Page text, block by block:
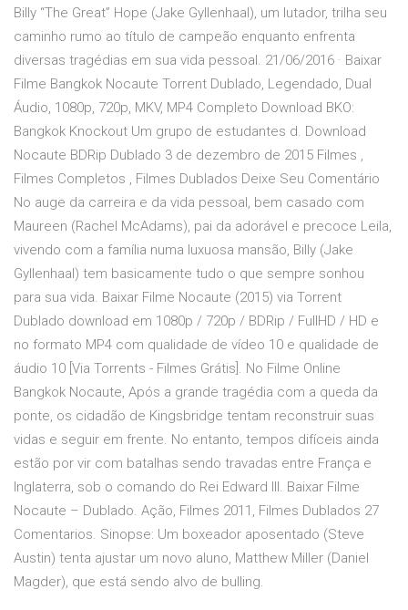
Billy “The Great” Hope (Jake Gyllenhaal), um lutador, trilha seu
caminho rumo ao título de campeão enquanto enfrenta
diversas tragédias em sua vida pessoal. 21/06/2016 · Baixar
Filme Bangkok Nocaute Torrent Dublado, Legendado, Dual
Áudio, 1080p, 720p, MKV, MP4 Completo Download BKO:
Bangkok Knockout Um grupo de estudantes d. Download
Nocaute BDRip Dublado 3 de dezembro de 2015 Filmes ,
Filmes Completos , Filmes Dublados Deixe Seu Comentário
No auge da carreira e da vida pessoal, bem casado com
Maureen (Rachel McAdams), pai da adorável e precoce Leila,
vivendo com a família numa luxuosa mansão, Billy (Jake
Gyllenhaal) tem basicamente tudo o que sempre sonhou
para sua vida. Baixar Filme Nocaute (2015) via Torrent
Dublado download em 1080p / 720p / BDRip / FullHD / HD e
no formato MP4 com qualidade de vídeo 10 e qualidade de
áudio 10 [Via Torrents - Filmes Grátis]. No Filme Online
Bangkok Nocaute, Após a grande tragédia com a queda da
ponte, os cidadão de Kingsbridge tentam reconstruir suas
vidas e seguir em frente. No entanto, tempos difíceis ainda
estão por vir com batalhas sendo travadas entre França e
Inglaterra, sob o comando do Rei Edward III. Baixar Filme
Nocaute – Dublado. Ação, Filmes 2011, Filmes Dublados 27
Comentarios. Sinopse: Um boxeador aposentado (Steve
Austin) tenta ajustar um novo aluno, Matthew Miller (Daniel
Magder), que está sendo alvo de bulling.